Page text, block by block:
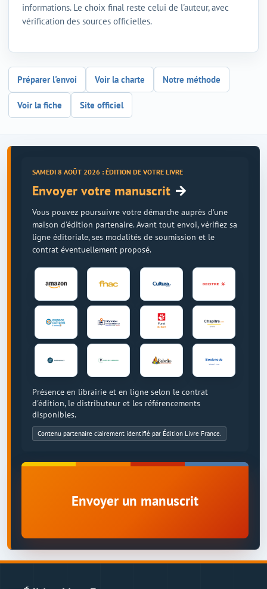
informations. Le choix final reste celui de l'auteur, avec
vérification des sources officielles.
Préparer l'envoi Voir la charte Notre méthode
Voir la fiche Site officiel
SAMEDI 8 AOÛT 2026 : ÉDITION DE VOTRE LIVRE
Envoyer votre manuscrit →
Vous pouvez poursuivre votre démarche auprès d'une
maison d'édition partenaire. Avant tout envoi, vérifiez sa
ligne éditoriale, ses modalités de soumission et le
contrat éventuellement proposé.
Présence en librairie et en ligne selon le contrat
d'édition, le distributeur et les référencements
disponibles.
Contenu partenaire clairement identifié par Édition Livre France.
Envoyer un manuscrit